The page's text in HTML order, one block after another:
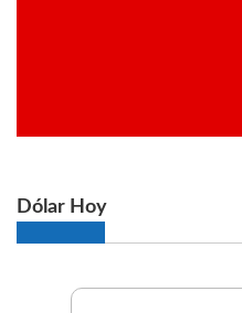
Dólar Hoy